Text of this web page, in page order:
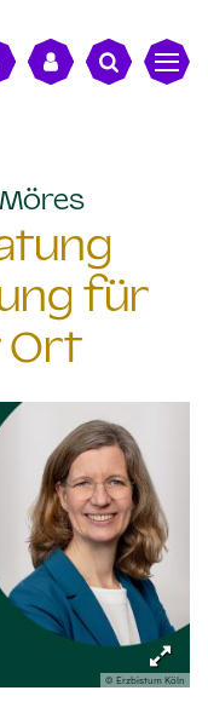
:
für
Ort
© Erzbistum Köln